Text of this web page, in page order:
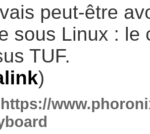
peut-être
sous Linux : le
TUF.
)
https://